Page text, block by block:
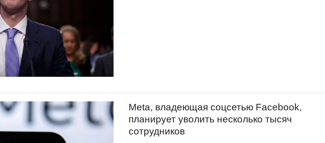
Meta, владеющая соцсетью Facebook,
планирует уволить несколько тысяч
сотрудников